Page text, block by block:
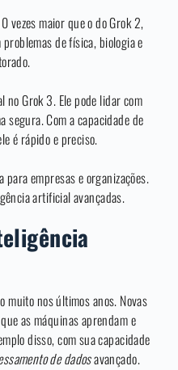
vezes maior que o do Grok 2,
de física, biologia e
no Grok 3. Ele pode lidar com
segura. Com a capacidade de
é rápido e preciso.
empresas e organizações.
artificial avançadas.
nos últimos anos. Novas
as máquinas aprendam e
disso, com sua capacidade
de dadosavançado.